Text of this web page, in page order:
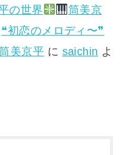
の世界
筒美京
❝初恋のメロディ〜❞
美京平 に saichin よ